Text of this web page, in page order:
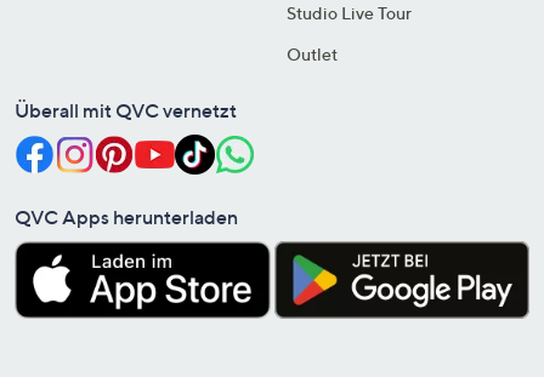
Studio Live Tour
Outlet
Überall mit QVC vernetzt
QVC Apps herunterladen